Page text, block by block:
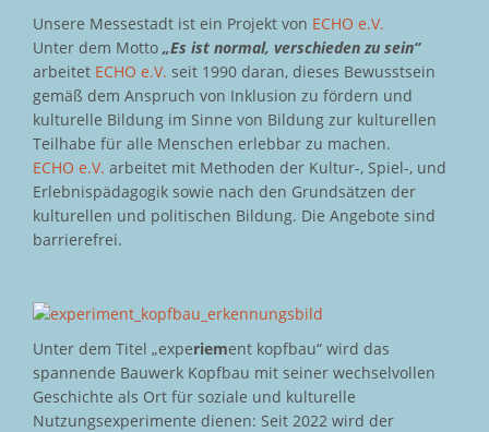
Unsere Messestadt ist ein Projekt von ECHO e.V.
Unter dem Motto „Es ist normal, verschieden zu sein“
arbeitet ECHO e.V. seit 1990 daran, dieses Bewusstsein
gemäß dem Anspruch von Inklusion zu fördern und
kulturelle Bildung im Sinne von Bildung zur kulturellen
Teilhabe für alle Menschen erlebbar zu machen.
ECHO e.V. arbeitet mit Methoden der Kultur-, Spiel-, und
Erlebnispädagogik sowie nach den Grundsätzen der
kulturellen und politischen Bildung. Die Angebote sind
barrierefrei.
Unter dem Titel „experiement kopfbau“ wird das
spannende Bauwerk Kopfbau mit seiner wechselvollen
Geschichte als Ort für soziale und kulturelle
Nutzungsexperimente dienen: Seit 2022 wird der